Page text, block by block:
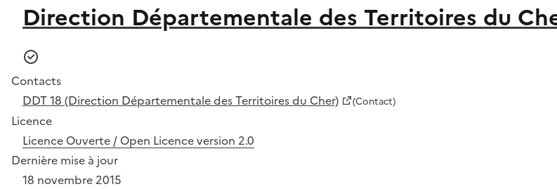
Direction Départementale des Territoires du
Contacts
DDT 18 (Direction Départementale des Territoires du Cher)
(Contact)
Licence
Licence Ouverte / Open Licence version 2.0
Dernière mise à jour
18 novembre 2015